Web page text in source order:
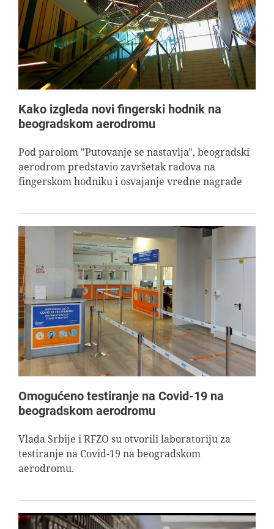
AVIOPEDIA
SPECIJAL
FOTO PRIČA
TEMA
AGENT
Kako izgleda novi fingerski hodnik na
beogradskom aerodromu
Pod parolom "Putovanje se nastavlja", beogradski
aerodrom predstavio završetak radova na
fingerskom hodniku i osvajanje vredne nagrade
Omogućeno testiranje na Covid-19 na
beogradskom aerodromu
Vlada Srbije i RFZO su otvorili laboratoriju za
testiranje na Covid-19 na beogradskom
aerodromu.